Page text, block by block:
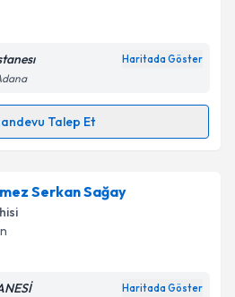
işlenmesine ilişkin
ve kişisel verilerimin belirtilen
Talebini Gönder
Haritada Göster
Talep Et
Talebi
için randevu takvimi talebi
randevu almanız için bir
e-posta ile bilgilendireceğiz.
Serkan Sağay
Haritada Göster